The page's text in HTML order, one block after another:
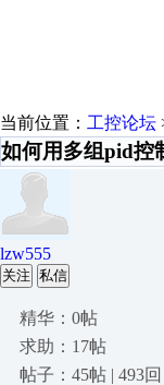
当前位置： 工控论坛
如何用多组pid控
lzw555
关注 私信
精华：0帖
求助：17帖
帖子：45帖 | 493回